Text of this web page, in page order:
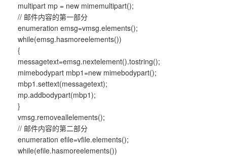
multipart mp = new mimemultipart();
// 邮件内容的第一部分
enumeration emsg=vmsg.elements();
while(emsg.hasmoreelements())
{
messagetext=emsg.nextelement().tostring();
mimebodypart mbp1=new mimebodypart();
mbp1.settext(messagetext);
mp.addbodypart(mbp1);
}
vmsg.removeallelements();
// 邮件内容的第二部分
enumeration efile=vfile.elements();
while(efile.hasmoreelements())